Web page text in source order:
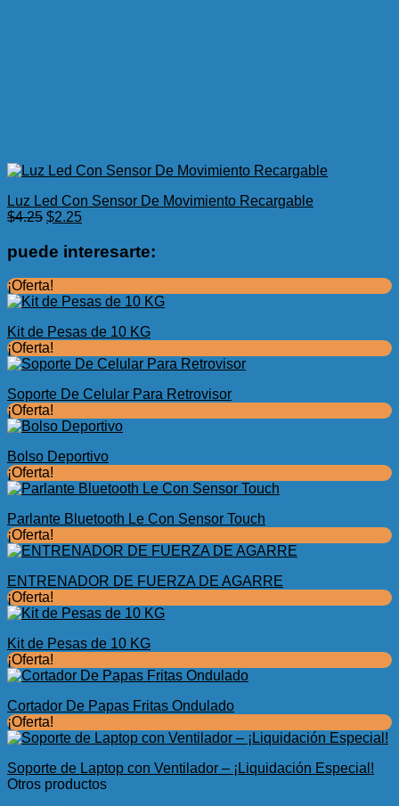
Luz Led Con Sensor De Movimiento Recargable
$4.25 El
original
$4.25.
$2.25El
actual
$2.25.
puede interesarte:
¡Oferta!
Kit de Pesas de 10 KG
¡Oferta!
Soporte De Celular Para Retrovisor
¡Oferta!
Bolso Deportivo
¡Oferta!
Parlante Bluetooth Le Con Sensor Touch
¡Oferta!
ENTRENADOR DE FUERZA DE AGARRE
¡Oferta!
Kit de Pesas de 10 KG
¡Oferta!
Cortador De Papas Fritas Ondulado
¡Oferta!
Soporte de Laptop con Ventilador – ¡Liquidación Especial!
Otros productos